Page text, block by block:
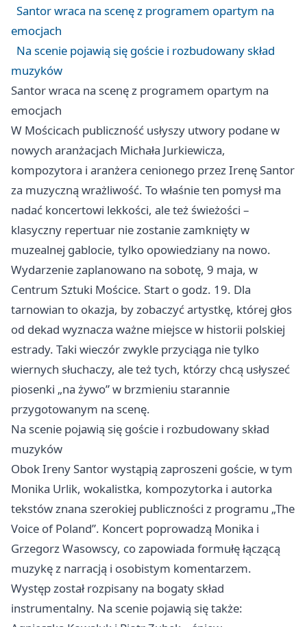
Santor wraca na scenę z programem opartym na
emocjach
Na scenie pojawią się goście i rozbudowany skład
muzyków
Santor wraca na scenę z programem opartym na
emocjach
W Mościcach publiczność usłyszy utwory podane w
nowych aranżacjach Michała Jurkiewicza,
kompozytora i aranżera cenionego przez Irenę Santor
za muzyczną wrażliwość. To właśnie ten pomysł ma
nadać koncertowi lekkości, ale też świeżości –
klasyczny repertuar nie zostanie zamknięty w
muzealnej gablocie, tylko opowiedziany na nowo.
Wydarzenie zaplanowano na sobotę, 9 maja, w
Centrum Sztuki Mościce. Start o godz. 19. Dla
tarnowian to okazja, by zobaczyć artystkę, której głos
od dekad wyznacza ważne miejsce w historii polskiej
estrady. Taki wieczór zwykle przyciąga nie tylko
wiernych słuchaczy, ale też tych, którzy chcą usłyszeć
piosenki „na żywo” w brzmieniu starannie
przygotowanym na scenę.
Na scenie pojawią się goście i rozbudowany skład
muzyków
Obok Ireny Santor wystąpią zaproszeni goście, w tym
Monika Urlik, wokalistka, kompozytorka i autorka
tekstów znana szerokiej publiczności z programu „The
Voice of Poland”. Koncert poprowadzą Monika i
Grzegorz Wasowscy, co zapowiada formułę łączącą
muzykę z narracją i osobistym komentarzem.
Występ został rozpisany na bogaty skład
instrumentalny. Na scenie pojawią się także: